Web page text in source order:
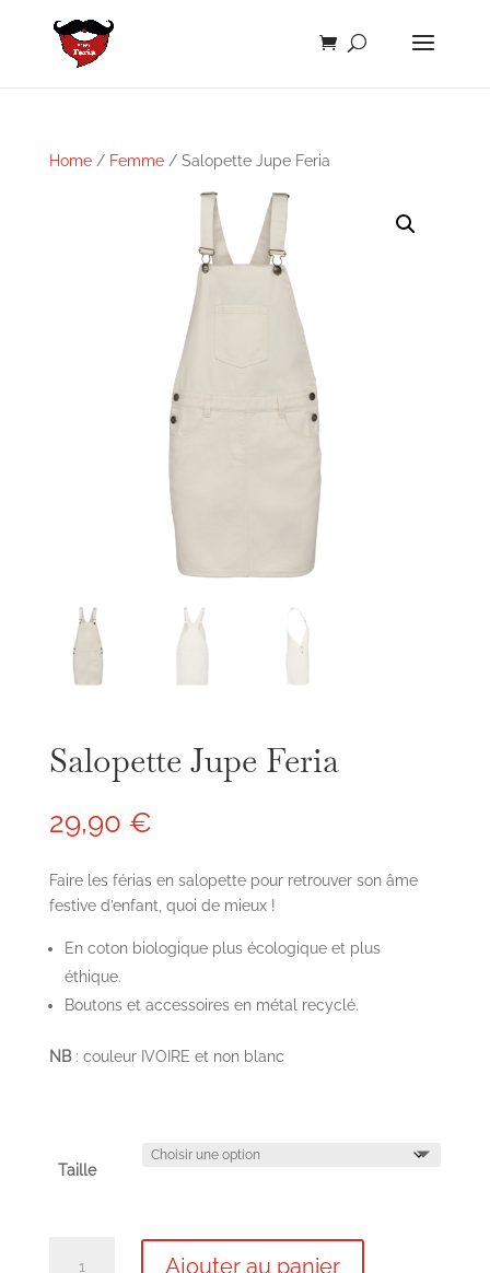
Home/ Femme/ Salopette Jupe Feria
Salopette Jupe Feria
29,90 €
Faire les férias en salopette pour retrouver son âme
festive d’enfant, quoi de mieux !
En coton biologique plus écologique et plus
éthique.
Boutons et accessoires en métal recyclé.
NB: couleur IVOIRE et non blanc
Taille
Ajouter au panier